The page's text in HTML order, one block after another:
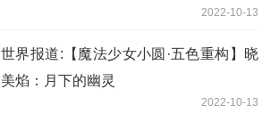
2022-10-13
世界报道:【魔法少女小圆·五色重构】晓
美焰：月下的幽灵
2022-10-13